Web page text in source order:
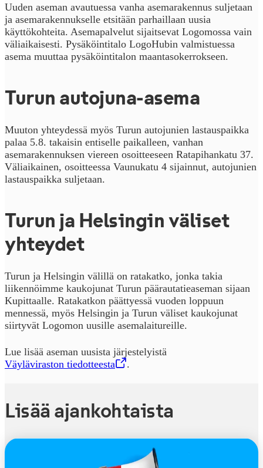
Uuden aseman avautuessa vanha asemarakennus suljetaan
ja asemarakennukselle etsitään parhaillaan uusia
käyttökohteita. Asemapalvelut sijaitsevat Logomossa vain
väliaikaisesti. Pysäköintitalo LogoHubin valmistuessa
asema muuttaa pysäköintitalon maantasokerrokseen.
Turun autojuna-asema
Muuton yhteydessä myös Turun autojunien lastauspaikka
palaa 5.8. takaisin entiselle paikalleen, vanhan
asemarakennuksen viereen osoitteeseen Ratapihankatu 37.
Väliaikainen, osoitteessa Vaunukatu 4 sijainnut, autojunien
lastauspaikka suljetaan.
Turun ja Helsingin väliset
yhteydet
Turun ja Helsingin välillä on ratakatko, jonka takia
liikennöimme kaukojunat Turun päärautatieaseman sijaan
Kupittaalle. Ratakatkon päättyessä vuoden loppuun
mennessä, myös Helsingin ja Turun väliset kaukojunat
siirtyvät Logomon uusille asemalaitureille.
Lue lisää aseman uusista järjestelyistä
Väyläviraston tiedotteesta
,Avataan uudessa välilehdessä .
Lisää ajankohtaista